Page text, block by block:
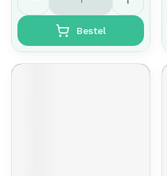
Bestel